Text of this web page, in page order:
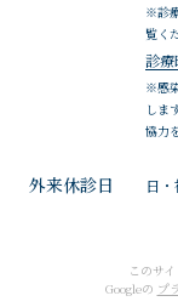
※診
覧く
診療
※感
しま
協力
外来休診日 日・
このサ
Googleの プ